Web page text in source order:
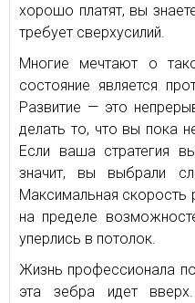
хорошо платят, вы
требует сверхусилий.
Многие мечтают о
состояние является
Развитие — это
делать то, что вы пока
Если ваша стратегия
значит, вы выбрали
Максимальная скорость
на пределе
уперлись в потолок.
Жизнь профессионала
эта зебра идет